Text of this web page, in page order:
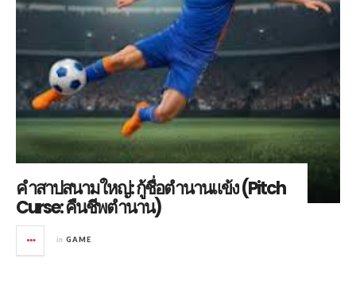
คำสาปสนามใหญ่: กู้ชื่อตำนานแข้ง (Pitch
Curse: คืนชีพตำนาน)
in GAME